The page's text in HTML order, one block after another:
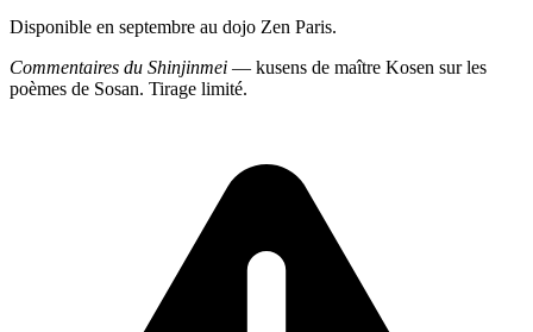
Disponible en septembre au dojo Zen Paris.
Commentaires du Shinjinmei — kusens de maître Kosen sur les
poèmes de Sosan. Tirage limité.